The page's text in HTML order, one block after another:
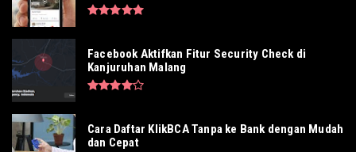
Facebook Aktifkan Fitur Security Check di
Kanjuruhan Malang
Cara Daftar KlikBCA Tanpa ke Bank dengan Mudah
dan Cepat